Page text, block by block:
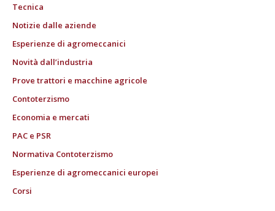
Tecnica
Notizie dalle aziende
Esperienze di agromeccanici
Novità dall’industria
Prove trattori e macchine agricole
Contoterzismo
Economia e mercati
PAC e PSR
Normativa Contoterzismo
Esperienze di agromeccanici europei
Corsi